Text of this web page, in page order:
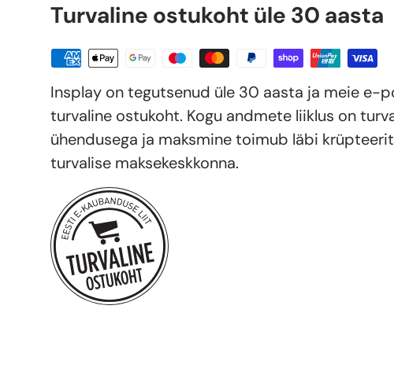
Turvaline ostukoht üle 30 aasta
Insplay on tegutsenud üle 30 aasta ja meie e-
turvaline ostukoht. Kogu andmete liiklus on
ühendusega ja maksmine toimub läbi
turvalise maksekeskkonna.